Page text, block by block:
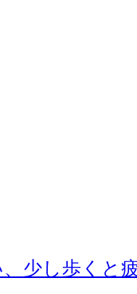
少し歩くと